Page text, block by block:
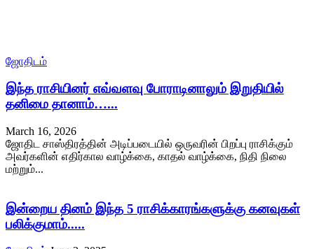
ஜோதிடம்
இந்த ராசியினர் எவ்வளவு போராடினாலும் இறுதியில்
தனிமை தானாம்…...
March 16, 2026
ஜோதிட சாஸ்திரத்தின் அடிப்படையில் ஒருவரின் பிறப்பு ராசிக்கும்
அவர்களின் எதிர்கால வாழ்க்கை, காதல் வாழ்க்கை, நிதி நிலை
மற்றும்...
இன்றைய தினம் இந்த 5 ராசிக்காரங்களுக்கு கனவுகள்
பலிக்குமாம்.....